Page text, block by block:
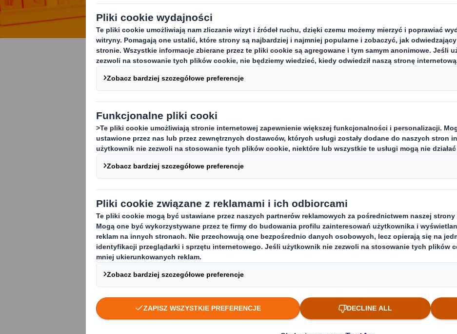
Gospodarka o obiegu
Nasze nowe projekty powstają z myślą o
odpadów i zanieczyszczeń oraz ponownym
materiałów.
Gospodarka o obiegu zamkniętym w sposób systematyczny eliminuje
zanieczyszczenia oraz zapewnia dłuższy okres użytkowania
Dzięki przyjęciu zasad projektowania opartych o reguły obiegu
wspierać naszych klientów i pomagać im w osiąganiu celów w zakresie
zrównoważonego rozwoju. Projektując opakowania w 100% zdatne